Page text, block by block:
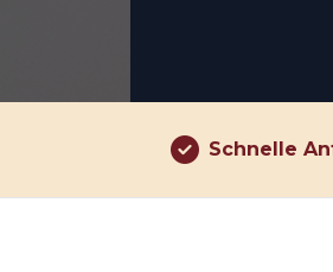
Schnelle